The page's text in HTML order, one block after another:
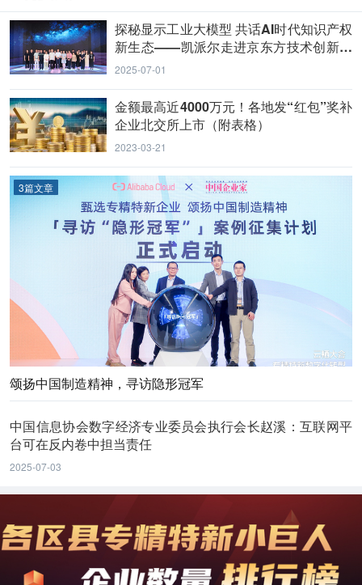
探秘显示工业大模型 共话AI时代知识产权
新生态——凯派尔走进京东方技术创新中
心
2025-07-01
金额最高近4000万元！各地发“红包”奖补
企业北交所上市（附表格）
2023-03-21
3篇文章
颂扬中国制造精神，寻访隐形冠军
中国信息协会数字经济专业委员会执行会长赵溪：互联网平
台可在反内卷中担当责任
2025-07-03